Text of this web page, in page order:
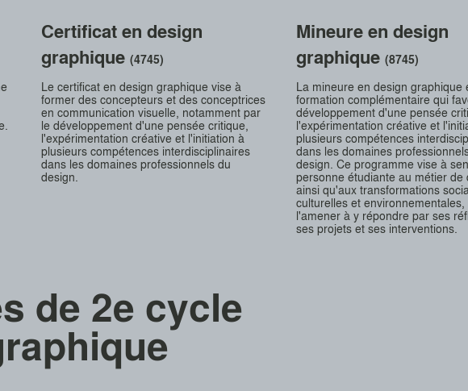
Certificat en design
graphique(4745)
Le certificat en design graphique vise à
former des concepteurs et des conceptrices
en communication visuelle, notamment par
le développement d'une pensée critique,
l'expérimentation créative et l'initiation à
plusieurs compétences interdisciplinaires
dans les domaines professionnels du
design.
Mineure en design
graphique (8745)
La mineure en design graphique
formation complémentaire qui
développement d'une pensée
l'expérimentation créative et
plusieurs compétences
dans les domaines
design. Ce programme vise à
personne étudiante au métier de
ainsi qu'aux transformations
culturelles et environnementales,
l'amener à y répondre par ses
ses projets et ses interventions.
de 2e cycle